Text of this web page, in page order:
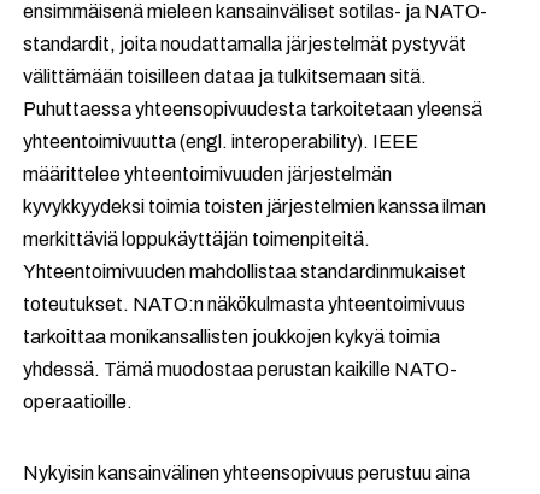
ensimmäisenä mieleen kansainväliset sotilas- ja NATO-
standardit, joita noudattamalla järjestelmät pystyvät
välittämään toisilleen dataa ja tulkitsemaan sitä.
Puhuttaessa yhteensopivuudesta tarkoitetaan yleensä
yhteentoimivuutta (engl. interoperability). IEEE
määrittelee yhteentoimivuuden järjestelmän
kyvykkyydeksi toimia toisten järjestelmien kanssa ilman
merkittäviä loppukäyttäjän toimenpiteitä.
Yhteentoimivuuden mahdollistaa standardinmukaiset
toteutukset. NATO:n näkökulmasta yhteentoimivuus
tarkoittaa monikansallisten joukkojen kykyä toimia
yhdessä. Tämä muodostaa perustan kaikille NATO-
operaatioille.
Nykyisin kansainvälinen yhteensopivuus perustuu aina